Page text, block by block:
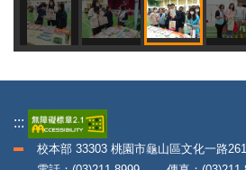
:::
校本部 33303 桃園市龜山區文化一路